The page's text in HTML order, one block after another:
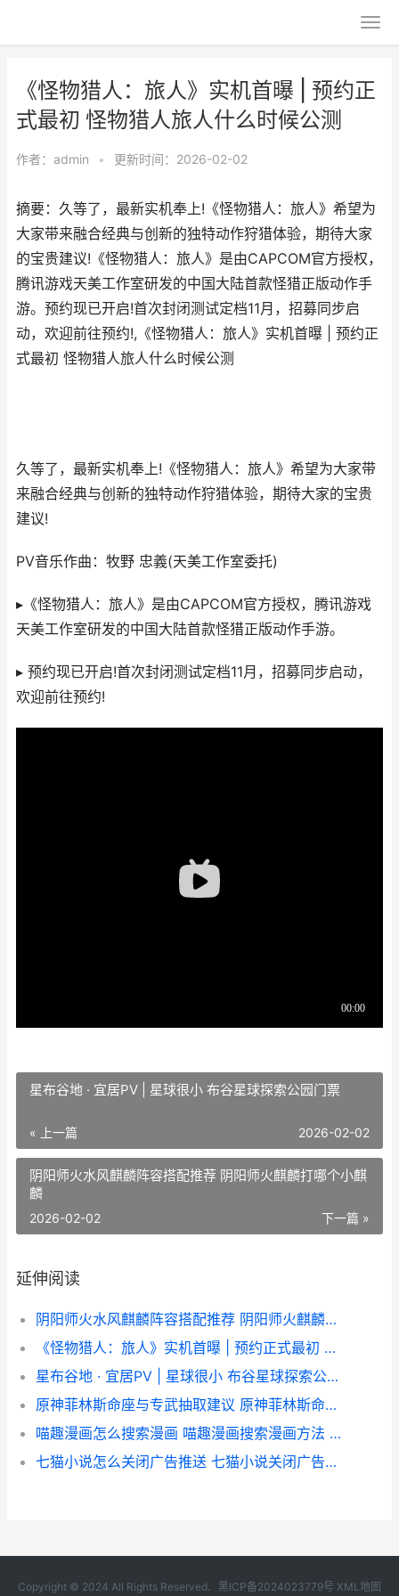
《怪物猎人：旅人》实机首曝 | 预约正
式最初 怪物猎人旅人什么时候公测
作者： admin • 更新时间：2026-02-02
摘要：久等了，最新实机奉上!《怪物猎人：旅人》希望为
大家带来融合经典与创新的独特动作狩猎体验，期待大家
的宝贵建议!《怪物猎人：旅人》是由CAPCOM官方授权，
腾讯游戏天美工作室研发的中国大陆首款怪猎正版动作手
游。预约现已开启!首次封闭测试定档11月，招募同步启
动，欢迎前往预约!,《怪物猎人：旅人》实机首曝 | 预约正
式最初 怪物猎人旅人什么时候公测
久等了，最新实机奉上!《怪物猎人：旅人》希望为大家带
来融合经典与创新的独特动作狩猎体验，期待大家的宝贵
建议!
PV音乐作曲：牧野 忠義(天美工作室委托)
▸《怪物猎人：旅人》是由CAPCOM官方授权，腾讯游戏
天美工作室研发的中国大陆首款怪猎正版动作手游。
▸ 预约现已开启!首次封闭测试定档11月，招募同步启动，
欢迎前往预约!
星布谷地 · 宜居PV | 星球很小 布谷星球探索公园门票
« 上一篇 2026-02-02
阴阳师火水风麒麟阵容搭配推荐 阴阳师火麒麟打哪个小麒
麟
下一篇 »
2026-02-02
延伸阅读
阴阳师火水风麒麟阵容搭配推荐 阴阳师火麒麟打哪个小麒麟
《怪物猎人：旅人》实机首曝 | 预约正式最初 怪物猎人旅人什么时候公测
星布谷地 · 宜居PV | 星球很小 布谷星球探索公园门票
原神菲林斯命座与专武抽取建议 原神菲林斯命座效果
喵趣漫画怎么搜索漫画 喵趣漫画搜索漫画方法 喵趣游戏
七猫小说怎么关闭广告推送 七猫小说关闭广告推送方法 七猫小说怎么关闭眼动翻页模式
Copyright © 2024 All Rights Reserved. 黑ICP备2024023779号 XML地图